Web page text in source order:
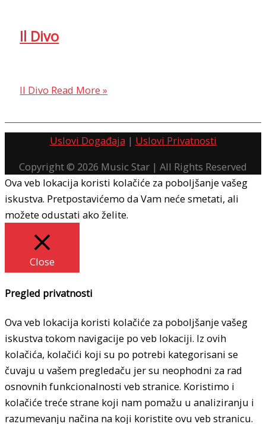
Il Divo
Il Divo Read More »
Uslovi Događaja | Uslovi Privatnosti
Copyright © 2026 Music Star | All Rights Reserved
Ova veb lokacija koristi kolačiće za poboljšanje vašeg
iskustva. Pretpostavićemo da Vam neće smetati, ali
možete odustati ako želite.
Close
Pregled privatnosti
Ova veb lokacija koristi kolačiće za poboljšanje vašeg
iskustva tokom navigacije po veb lokaciji. Iz ovih
kolačića, kolačići koji su po potrebi kategorisani se
čuvaju u vašem pregledaču jer su neophodni za rad
osnovnih funkcionalnosti veb stranice. Koristimo i
kolačiće treće strane koji nam pomažu u analiziranju i
razumevanju načina na koji koristite ovu veb stranicu.